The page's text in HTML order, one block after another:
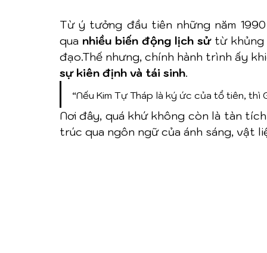
Từ ý tưởng đầu tiên những năm
qua nhiều biến động lịch sử từ khủng
đạo.Thế nhưng, chính hành trình ấy
sự kiên định và tái sinh.
“Nếu Kim Tự Tháp là ký ức của tổ tiên, thì
Nơi đây, quá khứ không còn là tàn
trúc qua ngôn ngữ của ánh sáng, vật